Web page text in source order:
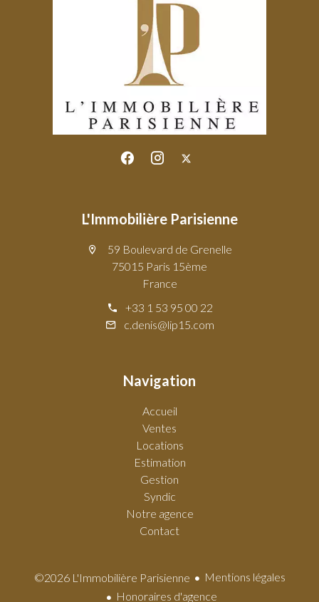
L'Immobilière Parisienne
59 Boulevard de Grenelle
75015 Paris 15ème
France
+33 1 53 95 00 22
c.denis@lip15.com
Navigation
Accueil
Ventes
Locations
Estimation
Gestion
Syndic
Notre agence
Contact
©2026 L'Immobilière Parisienne
Mentions légales
Honoraires d'agence